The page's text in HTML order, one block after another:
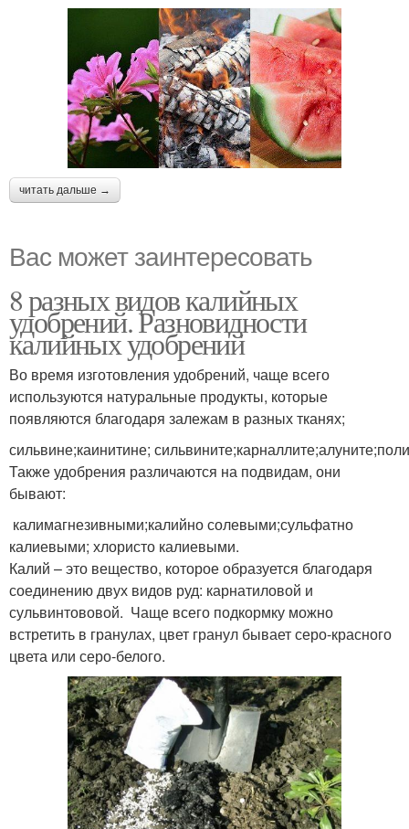
читать дальше →
Вас может заинтересовать
8 разных видов калийных
удобрений. Разновидности
калийных удобрений
Во время изготовления удобрений, чаще всего
используются натуральные продукты, которые
появляются благодаря залежам в разных тканях;
сильвине;каинитине;
Также удобрения различаются на подвидам, они
бывают:
калимагнезивными;калийно солевыми;сульфатно
калиевыми; хлористо калиевыми.
Калий – это вещество, которое образуется благодаря
соединению двух видов руд: карнатиловой и
сульвинтововой. Чаще всего подкормку можно
встретить в гранулах, цвет гранул бывает серо-красного
цвета или серо-белого.